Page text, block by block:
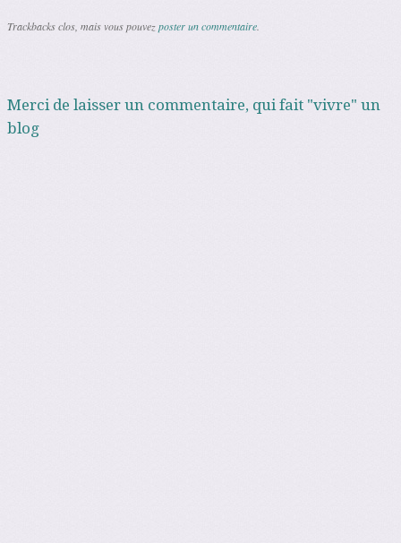
Trackbacks clos, mais vous pouvezposter un commentaire
Merci de laisser un commentaire, qui fait "vivre" un
blog